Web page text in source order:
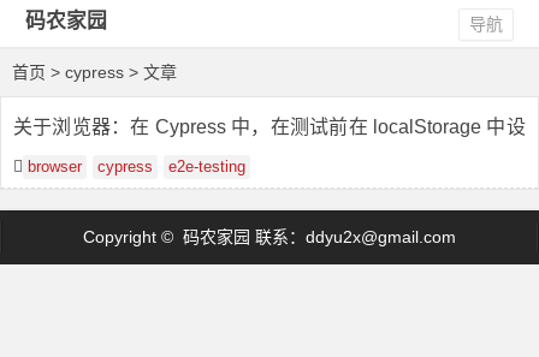
码农家园 导航
首页 > cypress > 文章
关于浏览器：在 Cypress 中，在测试前在 localStorage 中设
置一个令牌
browser cypress e2e-testing
Copyright © 码农家园 联系： ddyu2x@gmail.com